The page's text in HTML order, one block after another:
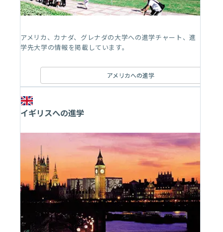
アメリカ、カナダ、グレナダの大学への進学チャート、進
学先大学の情報を掲載しています。
アメリカへの進学
イギリスへの進学